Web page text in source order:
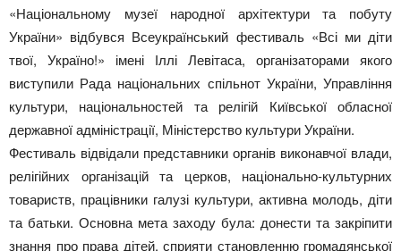
«Національному музеї народної архітектури та побуту
України» відбувся Всеукраїнський фестиваль «Всі ми діти
твої, Україно!» імені Іллі Левітаса, організаторами якого
виступили Рада національних спільнот України, Управління
культури, національностей та релігій Київської обласної
державної адміністрації, Міністерство культури України.
Фестиваль відвідали представники органів виконавчої влади,
релігійних організацій та церков, національно-культурних
товариств, працівники галузі культури, активна молодь, діти
та батьки. Основна мета заходу була: донести та закріпити
знання про права дітей, сприяти становленню громадянської